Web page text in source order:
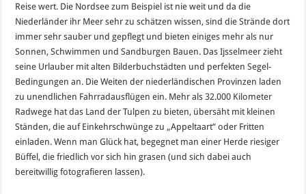
Reise wert. Die Nordsee zum Beispiel ist nie weit und da die
Niederländer ihr Meer sehr zu schätzen wissen, sind die Strände dort
immer sehr sauber und gepflegt und bieten einiges mehr als nur
Sonnen, Schwimmen und Sandburgen Bauen. Das Ijsselmeer zieht
seine Urlauber mit alten Bilderbuchstädten und perfekten Segel-
Bedingungen an. Die Weiten der niederländischen Provinzen laden
zu unendlichen Fahrradausflügen ein. Mehr als 32.000 Kilometer
Radwege hat das Land der Tulpen zu bieten, übersäht mit kleinen
Ständen, die auf Einkehrschwünge zu „Appeltaart“ oder Fritten
einladen. Wenn man Glück hat, begegnet man einer Herde riesiger
Büffel, die friedlich vor sich hin grasen (und sich dabei auch
bereitwillig fotografieren lassen).